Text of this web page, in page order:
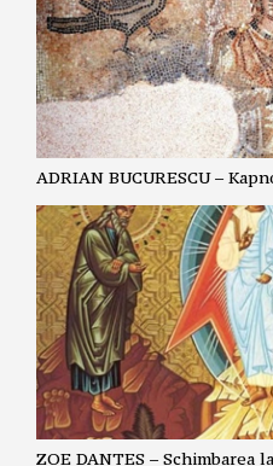
ADRIAN BUCURESCU –
ZOE DANTES – Schimbarea